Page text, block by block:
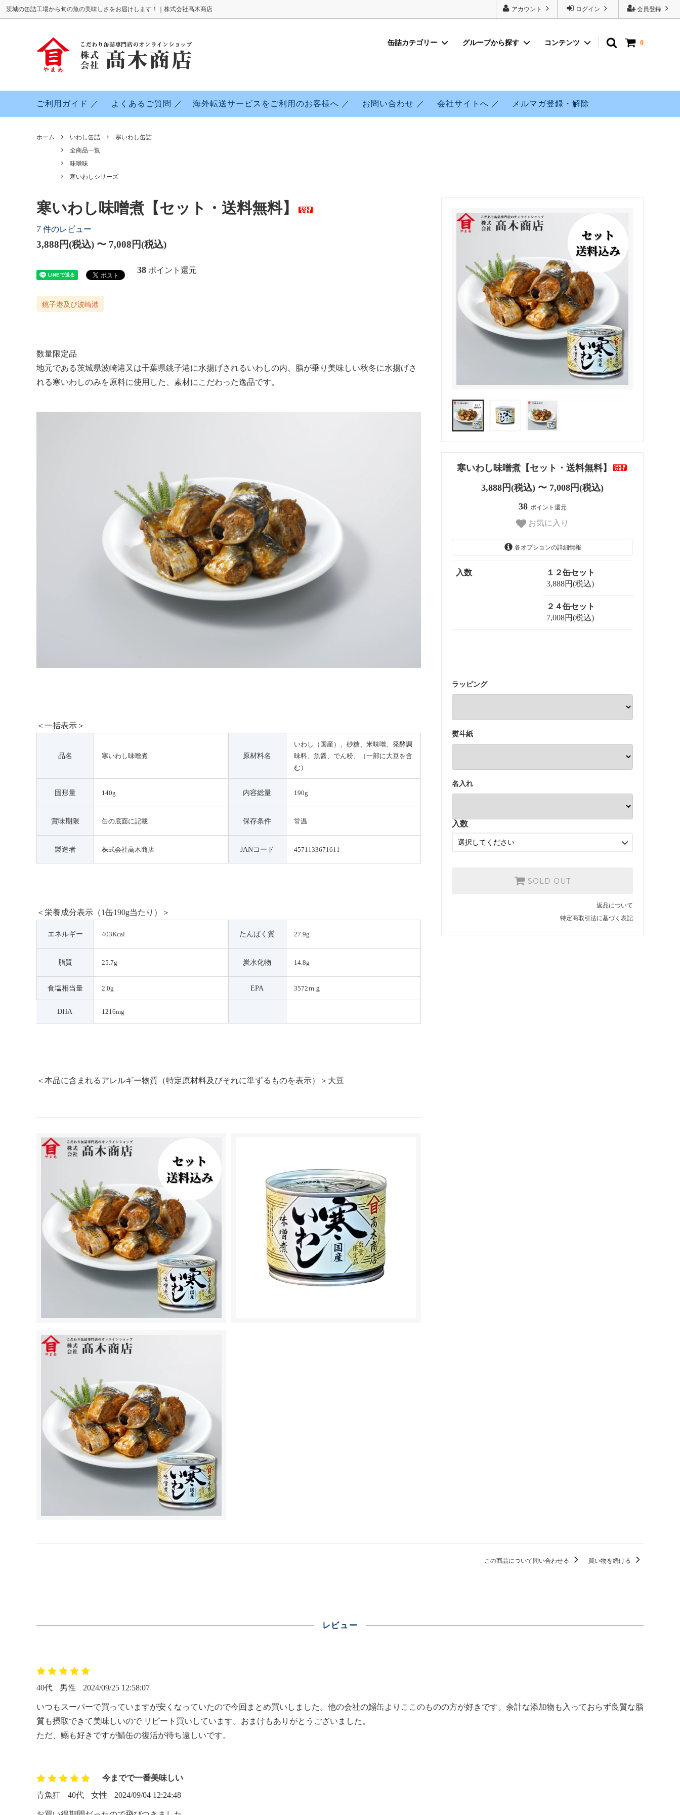
会員登録
ログイン
アカウント
茨城の缶詰工場から旬の魚の美味しさをお届けします！｜株式会社髙木商店
0
缶詰カテゴリー
さんま缶詰
グループから探す
詰
コンテンツ
ご利用ガイド ／ よくあるご質問 ／ 海外転送サービスをご利用のお客様へ ／ お問い合わせ ／ 会社サイトへ ／ メルマガ登録・解除
ホーム いわし缶詰
寒いわし缶詰
全商品一覧
味噌味
寒いわしシリーズ
寒いわし味噌煮【セット・送料無料】
3,888円(税込) 〜 7,008円(税込)
38 ポイント還元
お気に入り
各オプションの詳細情報
入数
１２缶セット
3,888円(税込)
２４缶セット
7,008円(税込)
ラッピング
熨斗紙
名入れ
入数
SOLD OUT
返品について
特定商取引法に基づく表記
寒いわし味噌煮【セット・送料無料】
7 件のレビュー
3,888円(税込) 〜 7,008円(税込)
38 ポイント還元
銚子港及び波崎港
数量限定品
地元である茨城県波崎港又は千葉県銚子港に水揚げされるいわしの内、脂が乗り美味しい秋冬に水揚げさ
れる寒いわしのみを原料に使用した、素材にこだわった逸品です。
＜一括表示＞
品名 寒いわし味噌煮 原材料名
いわし（国産）、砂糖、米味噌、発酵調
味料、魚醤、でん粉、（一部に大豆を含
む）
固形量 140g 内容総量 190g
賞味期限 缶の底面に記載 保存条件 常温
製造者 株式会社高木商店 JANコード 4571133671611
＜栄養成分表示（1缶190g当たり）＞
エネルギー 403Kcal たんぱく質 27.9g
脂質 25.7g 炭水化物 14.8g
食塩相当量 2.0g EPA 3572ｍｇ
DHA 1216mg
＜本品に含まれるアレルギー物質（特定原材料及びそれに準ずるものを表示）＞大豆
この商品について問い合わせる 買い物を続ける
レビュー
40代 男性 2024/09/25 12:58:07
いつもスーパーで買っていますが安くなっていたので今回まとめ買いしました。他の会社の鰯缶よりここのものの方が好きです。余計な添加物も入っておらず良質な脂
質も摂取できて美味しいので リピート買いしています。おまけもありがとうございました。
ただ、鰯も好きですが鯖缶の復活が待ち遠しいです。
今までで一番美味しい
青魚狂
40代 女性 2024/09/04 12:24:48